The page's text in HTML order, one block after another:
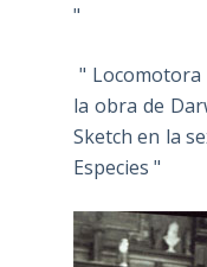
"
" Locomotora
la obra de
Sketch en la
Especies "